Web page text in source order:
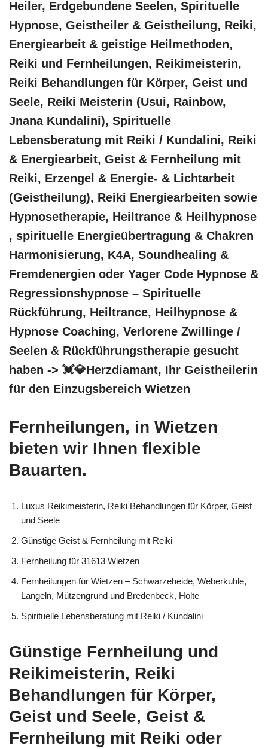
Heiler, Erdgebundene Seelen, Spirituelle
Hypnose, Geistheiler & Geistheilung, Reiki,
Energiearbeit & geistige Heilmethoden,
Reiki und Fernheilungen, Reikimeisterin,
Reiki Behandlungen für Körper, Geist und
Seele, Reiki Meisterin (Usui, Rainbow,
Jnana Kundalini), Spirituelle
Lebensberatung mit Reiki / Kundalini, Reiki
& Energiearbeit, Geist & Fernheilung mit
Reiki, Erzengel & Energie- & Lichtarbeit
(Geistheilung), Reiki Energiearbeiten sowie
Hypnosetherapie, Heiltrance & Heilhypnose
, spirituelle Energieübertragung & Chakren
Harmonisierung, K4A, Soundhealing &
Fremdenergien oder Yager Code Hypnose &
Regressionshypnose – Spirituelle
Rückführung, Heiltrance, Heilhypnose &
Hypnose Coaching, Verlorene Zwillinge /
Seelen & Rückführungstherapie gesucht
haben -> 💓️💎Herzdiamant, Ihr Geistheilerin
für den Einzugsbereich Wietzen
Fernheilungen, in Wietzen
bieten wir Ihnen flexible
Bauarten.
Luxus Reikimeisterin, Reiki Behandlungen für Körper, Geist
und Seele
Günstige Geist & Fernheilung mit Reiki
Fernheilung für 31613 Wietzen
Fernheilungen für Wietzen – Schwarzeheide, Weberkuhle,
Langeln, Mützengrund und Bredenbeck, Holte
Spirituelle Lebensberatung mit Reiki / Kundalini
Günstige Fernheilung und
Reikimeisterin, Reiki
Behandlungen für Körper,
Geist und Seele, Geist &
Fernheilung mit Reiki oder